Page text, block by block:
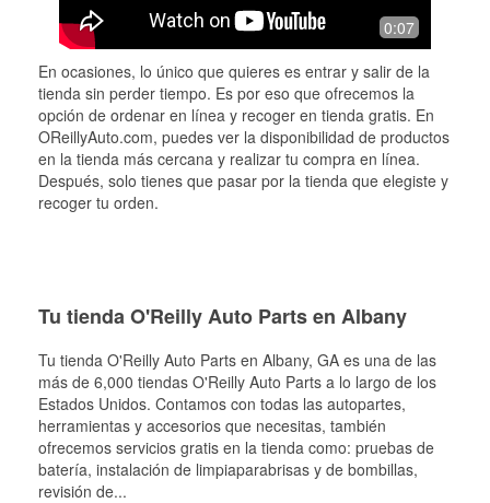
0:07
En ocasiones, lo único que quieres es entrar y salir de la
tienda sin perder tiempo. Es por eso que ofrecemos la
opción de ordenar en línea y recoger en tienda gratis. En
OReillyAuto.com, puedes ver la disponibilidad de productos
en la tienda más cercana y realizar tu compra en línea.
Después, solo tienes que pasar por la tienda que elegiste y
recoger tu orden.
Tu tienda O'Reilly Auto Parts en Albany
Tu tienda O'Reilly Auto Parts en Albany, GA es una de las
más de 6,000 tiendas O'Reilly Auto Parts a lo largo de los
Estados Unidos. Contamos con todas las autopartes,
herramientas y accesorios que necesitas, también
ofrecemos servicios gratis en la tienda como: pruebas de
batería, instalación de limpiaparabrisas y de bombillas,
revisión de...